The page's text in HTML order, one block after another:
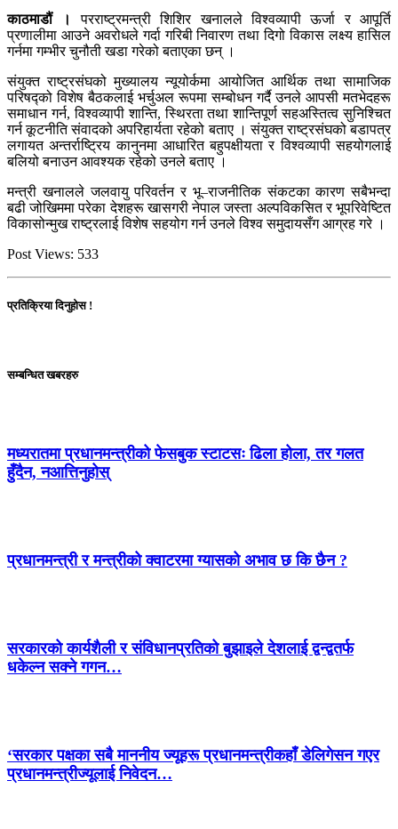
काठमाडौं ।
परराष्ट्रमन्त्री शिशिर खनालले विश्वव्यापी ऊर्जा र आपूर्ति
प्रणालीमा आउने अवरोधले गर्दा गरिबी निवारण तथा दिगो विकास लक्ष्य हासिल
गर्नमा गम्भीर चुनौती खडा गरेको बताएका छन् ।
संयुक्त राष्ट्रसंघको मुख्यालय न्यूयोर्कमा आयोजित आर्थिक तथा सामाजिक
परिषद्को विशेष बैठकलाई भर्चुअल रूपमा सम्बोधन गर्दै उनले आपसी मतभेदहरू
समाधान गर्न, विश्वव्यापी शान्ति, स्थिरता तथा शान्तिपूर्ण सहअस्तित्व सुनिश्चित
गर्न कूटनीति संवादको अपरिहार्यता रहेको बताए । संयुक्त राष्ट्रसंघको बडापत्र
लगायत अन्तर्राष्ट्रिय कानुनमा आधारित बहुपक्षीयता र विश्वव्यापी सहयोगलाई
बलियो बनाउन आवश्यक रहेको उनले बताए ।
मन्त्री खनालले जलवायु परिवर्तन र भू–राजनीतिक संकटका कारण सबैभन्दा
बढी जोखिममा परेका देशहरू खासगरी नेपाल जस्ता अल्पविकसित र भूपरिवेष्टित
विकासोन्मुख राष्ट्रलाई विशेष सहयोग गर्न उनले विश्व समुदायसँग आग्रह गरे ।
Post Views: 533
प्रतिक्रिया दिनुहोस !
सम्बन्धित खबरहरु
मध्यरातमा प्रधानमन्त्रीको फेसबुक स्टाटसः ढिला होला, तर गलत
हुँदैन, नआत्तिनुहोस्
प्रधानमन्त्री र मन्त्रीको क्वाटरमा ग्यासको अभाव छ कि छैन ?
सरकारको कार्यशैली र संविधानप्रतिको बुझाइले देशलाई द्वन्द्वतर्फ
धकेल्न सक्ने गगन…
‘सरकार पक्षका सबै माननीय ज्यूहरू प्रधानमन्त्रीकहाँ डेलिगेसन गएर
प्रधानमन्त्रीज्यूलाई निवेदन…